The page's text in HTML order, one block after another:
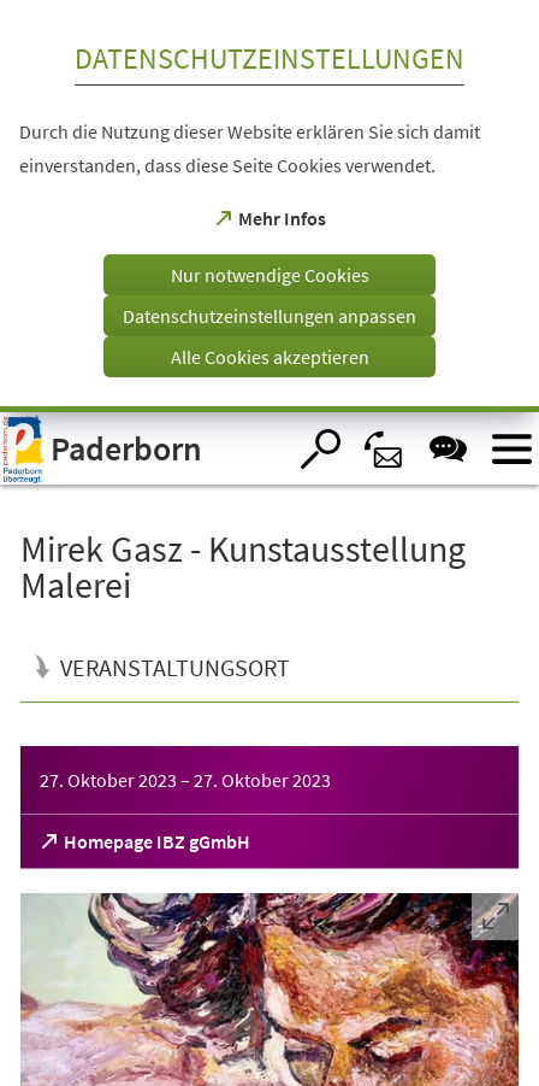
Visuelle
Assistenzsoftware
öffnen.
DATENSCHUTZEINSTELLUNGEN
Durch die Nutzung dieser Website erklären Sie sich damit
einverstanden, dass diese Seite Cookies verwendet.
Mehr Infos
(Öffnet
einem
Tab)
Nur notwendige Cookies
Datenschutzeinstellungen anpassen
Alle Cookies akzeptieren
Paderborn
Mirek Gasz - Kunstausstellung
Malerei
VERANSTALTUNGSORT
27. Oktober 2023 – 27. Oktober 2023
Homepage IBZ gGmbH
(Öffnet
in
einem
neuen